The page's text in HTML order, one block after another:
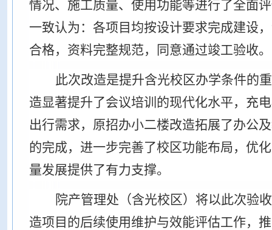
情况、施工质量、使用功能等进行了全面
一致认为：各项目均按设计要求完成建设
合格，资料完整规范，同意通过竣工验收。
此次改造是提升含光校区办学条件的
造显著提升了会议培训的现代化水平，充
出行需求，原招办小二楼改造拓展了办公
的完成，进一步完善了校区功能布局，优
量发展提供了有力支撑。
院产管理处（含光校区）将以此次验
造项目的后续使用维护与效能评估工作，